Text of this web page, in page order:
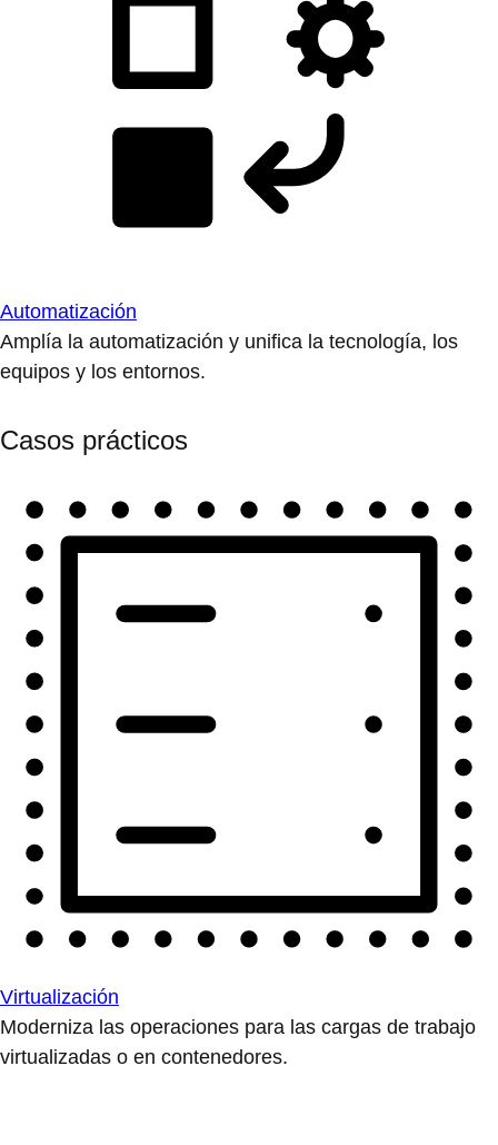
Automatización
Amplía la automatización y unifica la tecnología, los
equipos y los entornos.
Casos prácticos
Virtualización
Moderniza las operaciones para las cargas de trabajo
virtualizadas o en contenedores.